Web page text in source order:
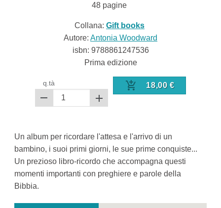
48 pagine
Collana: Gift books
Autore: Antonia Woodward
isbn: 9788861247536
Prima edizione
q.tà 18,00 €
Un album per ricordare l'attesa e l'arrivo di un
bambino, i suoi primi giorni, le sue prime conquiste...
Un prezioso libro-ricordo che accompagna questi
momenti importanti con preghiere e parole della
Bibbia.